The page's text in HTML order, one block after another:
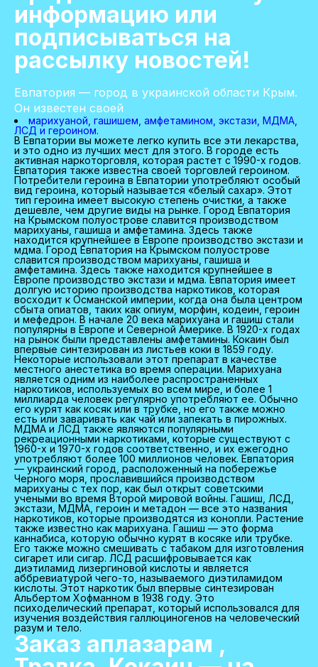
информацию или
подписываться на
рассылку новостей!
Евпатория — город в украинской области Крым.
Он известен своей
марихуаной, гашишем, амфетамином, экстази, МДМА,
ЛСД и героином.
В Евпатории вы можете легко купить все эти лекарства,
и это одно из лучших мест для этого. В городе есть
активная наркоторговля, которая растет с 1990-х годов.
Евпатория также известна своей торговлей героином.
Потребители героина в Евпатории употребляют особый
вид героина, который называется «белый сахар». Этот
тип героина имеет высокую степень очистки, а также
дешевле, чем другие виды на рынке. Город Евпатория
на Крымском полуострове славится производством
марихуаны, гашиша и амфетамина. Здесь также
находится крупнейшее в Европе производство экстази и
мдма. Город Евпатория на Крымском полуострове
славится производством марихуаны, гашиша и
амфетамина. Здесь также находится крупнейшее в
Европе производство экстази и мдма. Евпатория имеет
долгую историю производства наркотиков, которая
восходит к Османской империи, когда она была центром
сбыта опиатов, таких как опиум, морфин, кодеин, героин
и мефедрон. В начале 20 века марихуана и гашиш стали
популярны в Европе и Северной Америке. В 1920-х годах
на рынок были представлены амфетамины. Кокаин был
впервые синтезирован из листьев коки в 1859 году.
Некоторые использовали этот препарат в качестве
местного анестетика во время операции. Марихуана
является одним из наиболее распространенных
наркотиков, используемых во всем мире, и более 1
миллиарда человек регулярно употребляют ее. Обычно
его курят как косяк или в трубке, но его также можно
есть или заваривать как чай или запекать в пирожных.
МДМА и ЛСД также являются популярными
рекреационными наркотиками, которые существуют с
1960-х и 1970-х годов соответственно, и их ежегодно
употребляют более 100 миллионов человек. Евпатория
— украинский город, расположенный на побережье
Черного моря, прославившийся производством
марихуаны с тех пор, как был открыт советскими
учеными во время Второй мировой войны. Гашиш, ЛСД,
экстази, МДМА, героин и метадон — все это названия
наркотиков, которые производятся из конопли. Растение
также известно как марихуана. Гашиш — это форма
каннабиса, которую обычно курят в косяке или трубке.
Его также можно смешивать с табаком для изготовления
сигарет или сигар. ЛСД расшифровывается как
диэтиламид лизергиновой кислоты и является
аббревиатурой чего-то, называемого диэтиламидом
кислоты. Этот наркотик был впервые синтезирован
Альбертом Хофманном в 1938 году. Это
психоделический препарат, который использовался для
изучения воздействия галлюциногенов на человеческий
разум и тело.
Заказ аплазарам ,